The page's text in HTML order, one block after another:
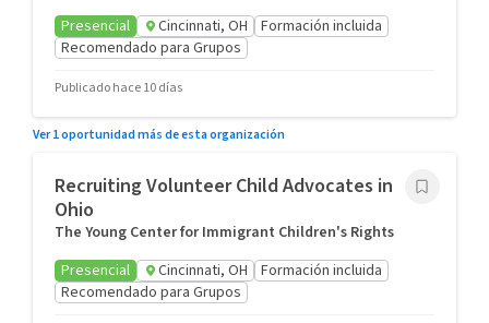
Presencial
Cincinnati, OH
Formación incluida
Recomendado para Grupos
Publicado hace 10 días
Ver 1 oportunidad más de esta organización
Recruiting Volunteer Child Advocates in
Ohio
The Young Center for Immigrant Children's Rights
Presencial
Cincinnati, OH
Formación incluida
Recomendado para Grupos